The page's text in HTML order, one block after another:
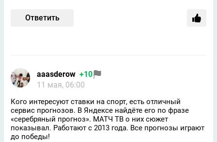
Ответить
aaasderow +10
11 мая, 06:00
Кого интересуют ставки на спорт, есть отличный
сервис прогнозов. В Яндексе найдёте его по фразе
«серебряный прогноз». МАТЧ ТВ о них сюжет
показывал. Работают с 2013 года. Все прогнозы играют
до победы!